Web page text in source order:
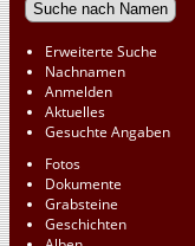
Erweiterte Suche
Nachnamen
Anmelden
Aktuelles
Gesuchte Angaben
Fotos
Dokumente
Grabsteine
Geschichten